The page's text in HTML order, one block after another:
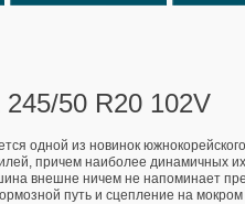
50 R20 102V
одной из новинок
причем наиболее динамичных их
внешне ничем не напоминает
путь и сцепление на мокром